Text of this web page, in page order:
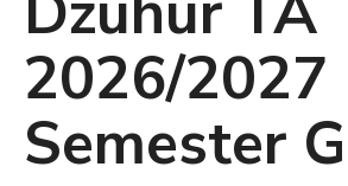
2026/2027
Semester